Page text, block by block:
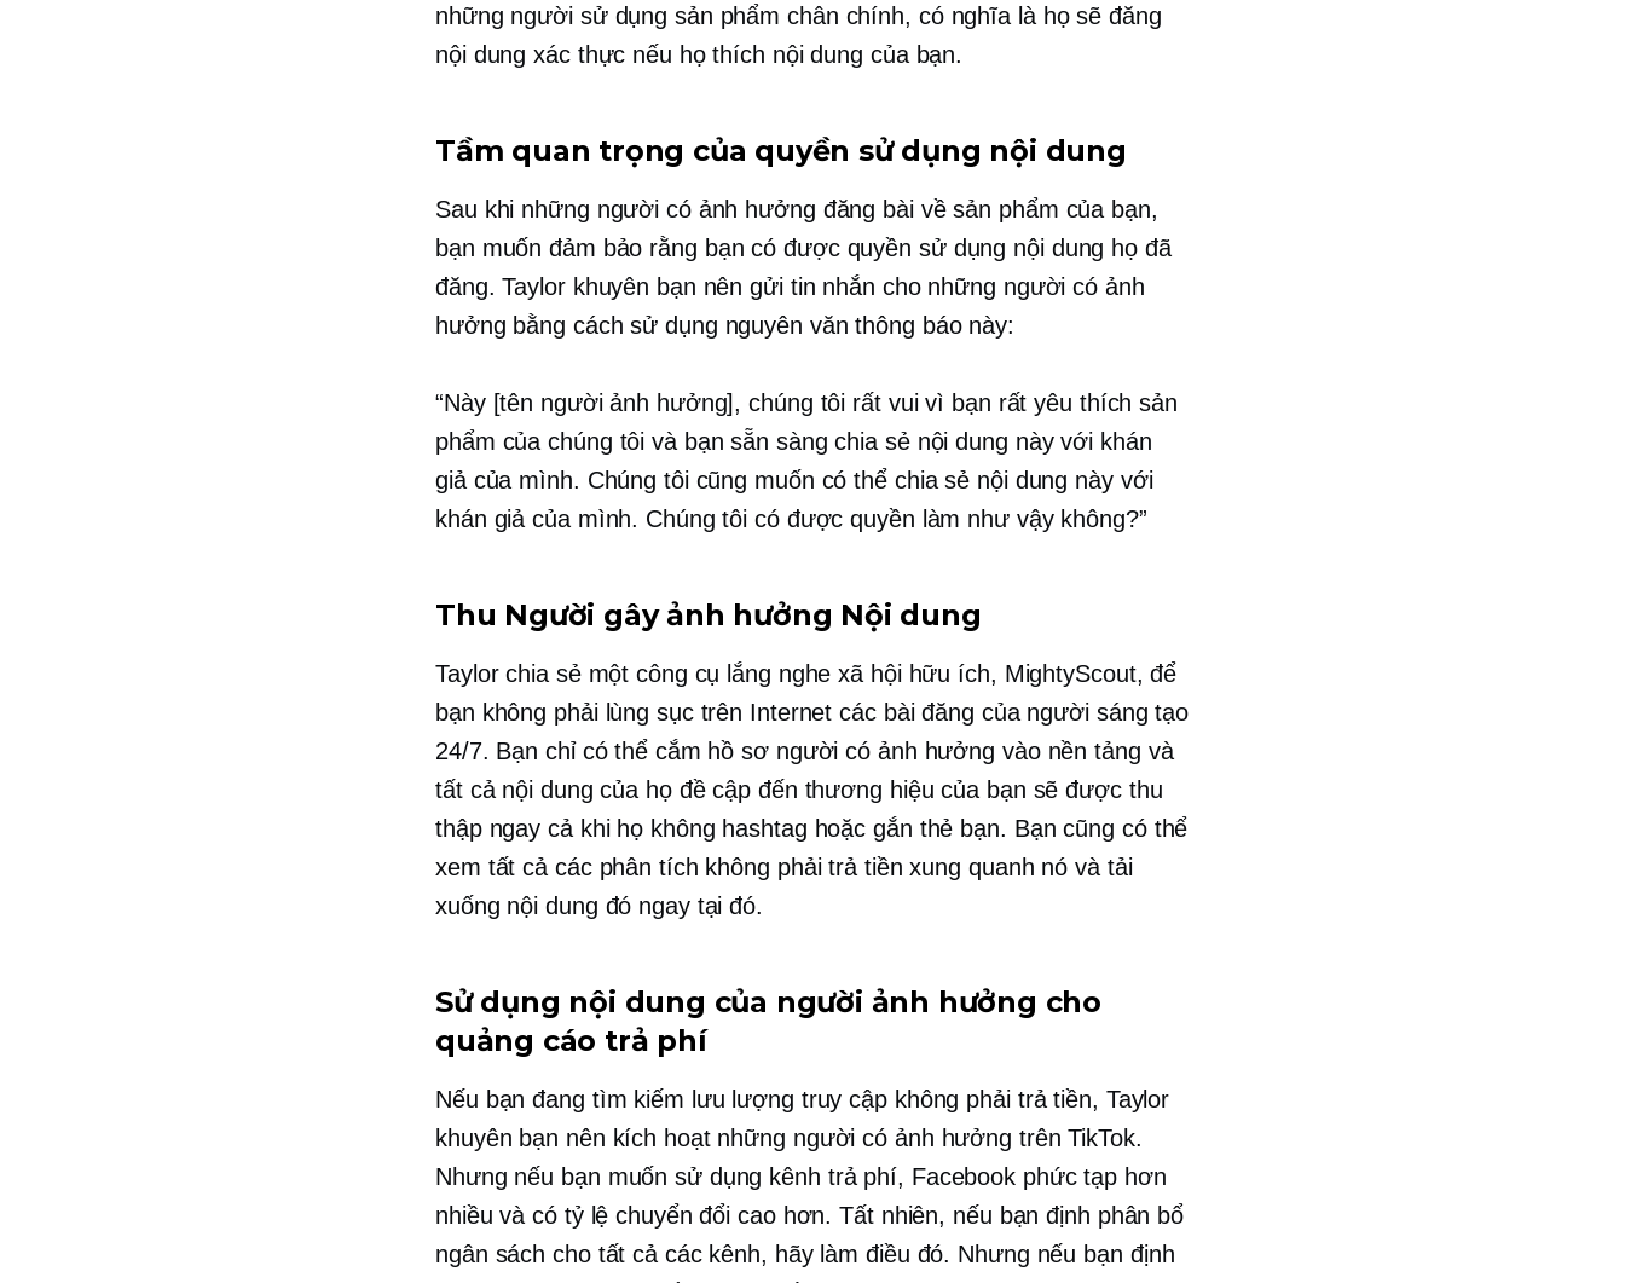
những người sử dụng sản phẩm chân chính, có nghĩa là họ sẽ đăng
nội dung xác thực nếu họ thích nội dung của bạn.
Tầm quan trọng của quyền sử dụng nội dung
Sau khi những người có ảnh hưởng đăng bài về sản phẩm của bạn,
bạn muốn đảm bảo rằng bạn có được quyền sử dụng nội dung họ đã
đăng. Taylor khuyên bạn nên gửi tin nhắn cho những người có ảnh
hưởng bằng cách sử dụng nguyên văn thông báo này:
“Này [tên người ảnh hưởng], chúng tôi rất vui vì bạn rất yêu thích sản
phẩm của chúng tôi và bạn sẵn sàng chia sẻ nội dung này với khán
giả của mình. Chúng tôi cũng muốn có thể chia sẻ nội dung này với
khán giả của mình. Chúng tôi có được quyền làm như vậy không?”
Thu Người gây ảnh hưởng Nội dung
Taylor chia sẻ một công cụ lắng nghe xã hội hữu ích, MightyScout, để
bạn không phải lùng sục trên Internet các bài đăng của người sáng tạo
24/7. Bạn chỉ có thể cắm hồ sơ người có ảnh hưởng vào nền tảng và
tất cả nội dung của họ đề cập đến thương hiệu của bạn sẽ được thu
thập ngay cả khi họ không hashtag hoặc gắn thẻ bạn. Bạn cũng có thể
xem tất cả các phân tích không phải trả tiền xung quanh nó và tải
xuống nội dung đó ngay tại đó.
Sử dụng nội dung của người ảnh hưởng cho
quảng cáo trả phí
Nếu bạn đang tìm kiếm lưu lượng truy cập không phải trả tiền, Taylor
khuyên bạn nên kích hoạt những người có ảnh hưởng trên TikTok.
Nhưng nếu bạn muốn sử dụng kênh trả phí, Facebook phức tạp hơn
nhiều và có tỷ lệ chuyển đổi cao hơn. Tất nhiên, nếu bạn định phân bổ
ngân sách cho tất cả các kênh, hãy làm điều đó. Nhưng nếu bạn định